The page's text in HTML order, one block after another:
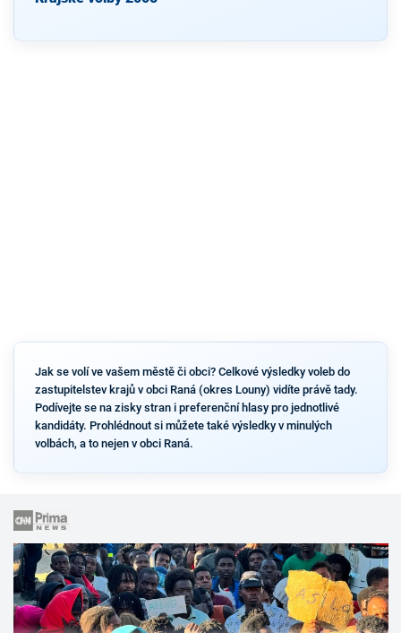
Jak se volí ve vašem městě či obci? Celkové výsledky voleb do
zastupitelstev krajů v obci Raná (okres Louny) vidíte právě tady.
Podívejte se na zisky stran i preferenční hlasy pro jednotlivé
kandidáty. Prohlédnout si můžete také výsledky v minulých
volbách, a to nejen v obci Raná.